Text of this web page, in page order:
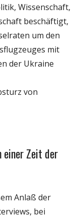
Wissenschaft,
beschäftigt,
um den
mit
der Ukraine
von
einer Zeit der
Anlaß der
bei